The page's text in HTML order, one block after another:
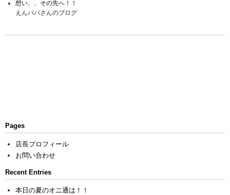
想い、、その先へ！！
えんパパさんのブログ
Pages
店長プロフィール
お問い合わせ
Recent Entries
本日の夏のオニ通は！！